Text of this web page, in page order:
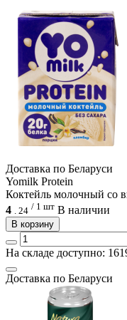
Доcтавка по Беларуси
Yomilk Protein
Коктейль молочный со
4 . 24 / 1 шт В наличии
В корзину
На складе доступно:
Доcтавка по Беларуси